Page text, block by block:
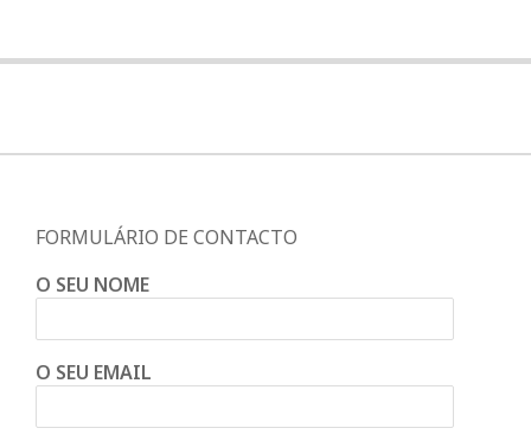
FORMULÁRIO DE CONTACTO
O SEU NOME
O SEU EMAIL